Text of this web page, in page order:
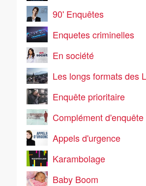
90' Enquêtes
Enquetes criminelles
En société
Les longs formats des
Enquête prioritaire
Complément d'enquête
Appels d'urgence
Karambolage
Baby Boom